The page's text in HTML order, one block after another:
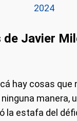
2024
Javier
hay cosas que
manera,
la estafa del